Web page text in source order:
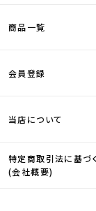
商品一覧
会員登録
当店について
特定商取引法に基づ
(会社概要)